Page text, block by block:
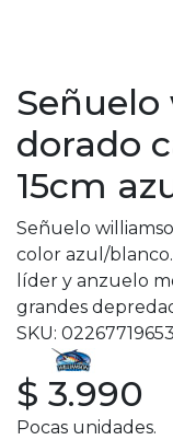
dorado
15cm
Señuelo
color azul/
líder y anzuelo
grandes
SKU:
$ 3.990
Pocas unidades.